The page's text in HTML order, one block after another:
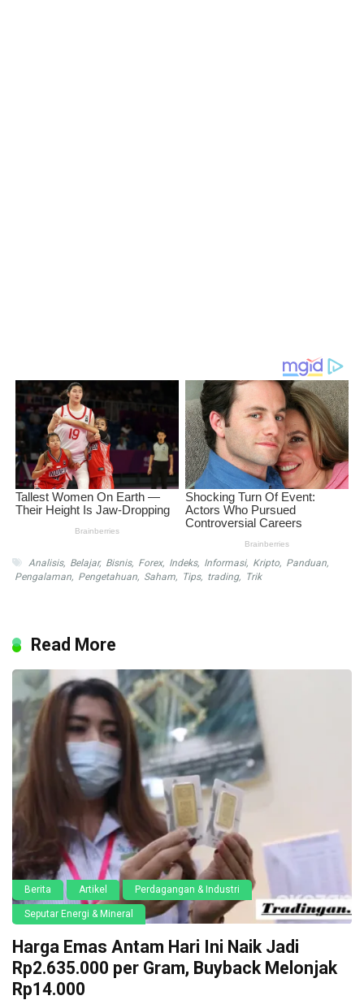
Analisis, Belajar, Bisnis, Forex, Indeks, Informasi, Kripto, Panduan,
Pengalaman, Pengetahuan, Saham, Tips, trading, Trik
Read More
Berita Artikel Perdagangan & Industri
Seputar Energi & Mineral
Harga Emas Antam Hari Ini Naik Jadi
Rp2.635.000 per Gram, Buyback Melonjak
Rp14.000